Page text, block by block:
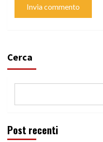
Cerca
Post recenti